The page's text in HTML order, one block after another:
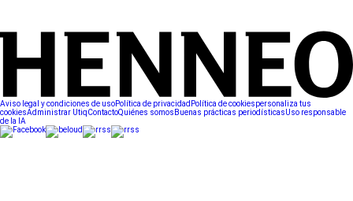
Aviso legal y condiciones de usoPolítica de privacidad Política de cookiespersonaliza tus
cookiesAdministrar UtiqContactoQuiénes somos Buenas prácticas periodísticasUso responsable
de la IA